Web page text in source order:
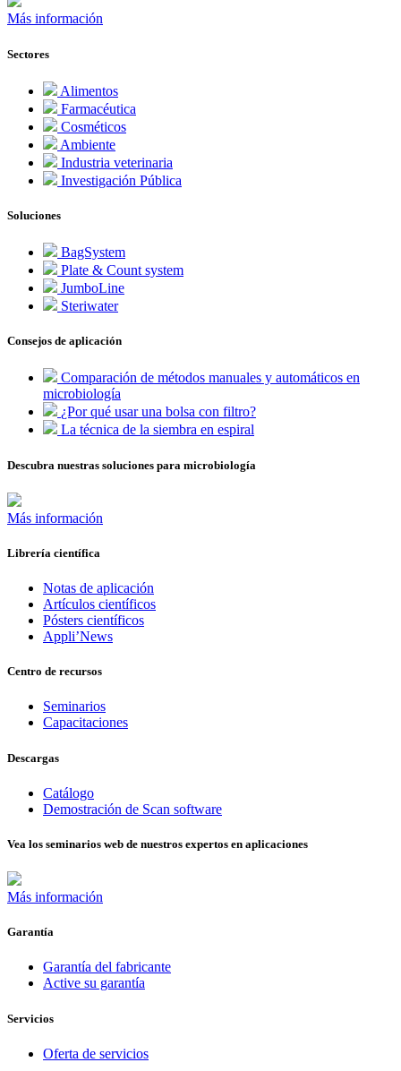
Más información
Sectores
Alimentos
Farmacéutica
Cosméticos
Ambiente
Industria veterinaria
Investigación Pública
Soluciones
BagSystem
Plate & Count system
JumboLine
Steriwater
Consejos de aplicación
Comparación de métodos manuales y automáticos en
microbiología
¿Por qué usar una bolsa con filtro?
La técnica de la siembra en espiral
Descubra nuestras soluciones para microbiología
Más información
Librería científica
Notas de aplicación
Artículos científicos
Pósters científicos
Appli’News
Centro de recursos
Seminarios
Capacitaciones
Descargas
Catálogo
Demostración de Scan software
Vea los seminarios web de nuestros expertos en aplicaciones
Más información
Garantía
Garantía del fabricante
Active su garantía
Servicios
Oferta de servicios